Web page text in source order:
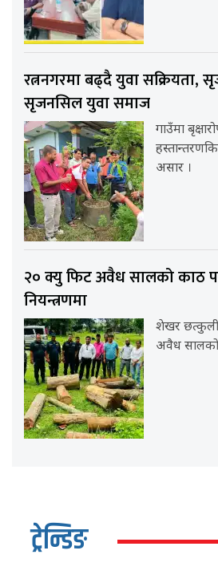
रत्ननगरमा बढ्दै युवा सक्रियता,
सृजनसिल युवा समाज
गाउँमा
असार ।
२० क्यु फिट अवैध सालको काठ
नियन्त्रणमा
शेखर
अवैध
ट्रेन्डिङ